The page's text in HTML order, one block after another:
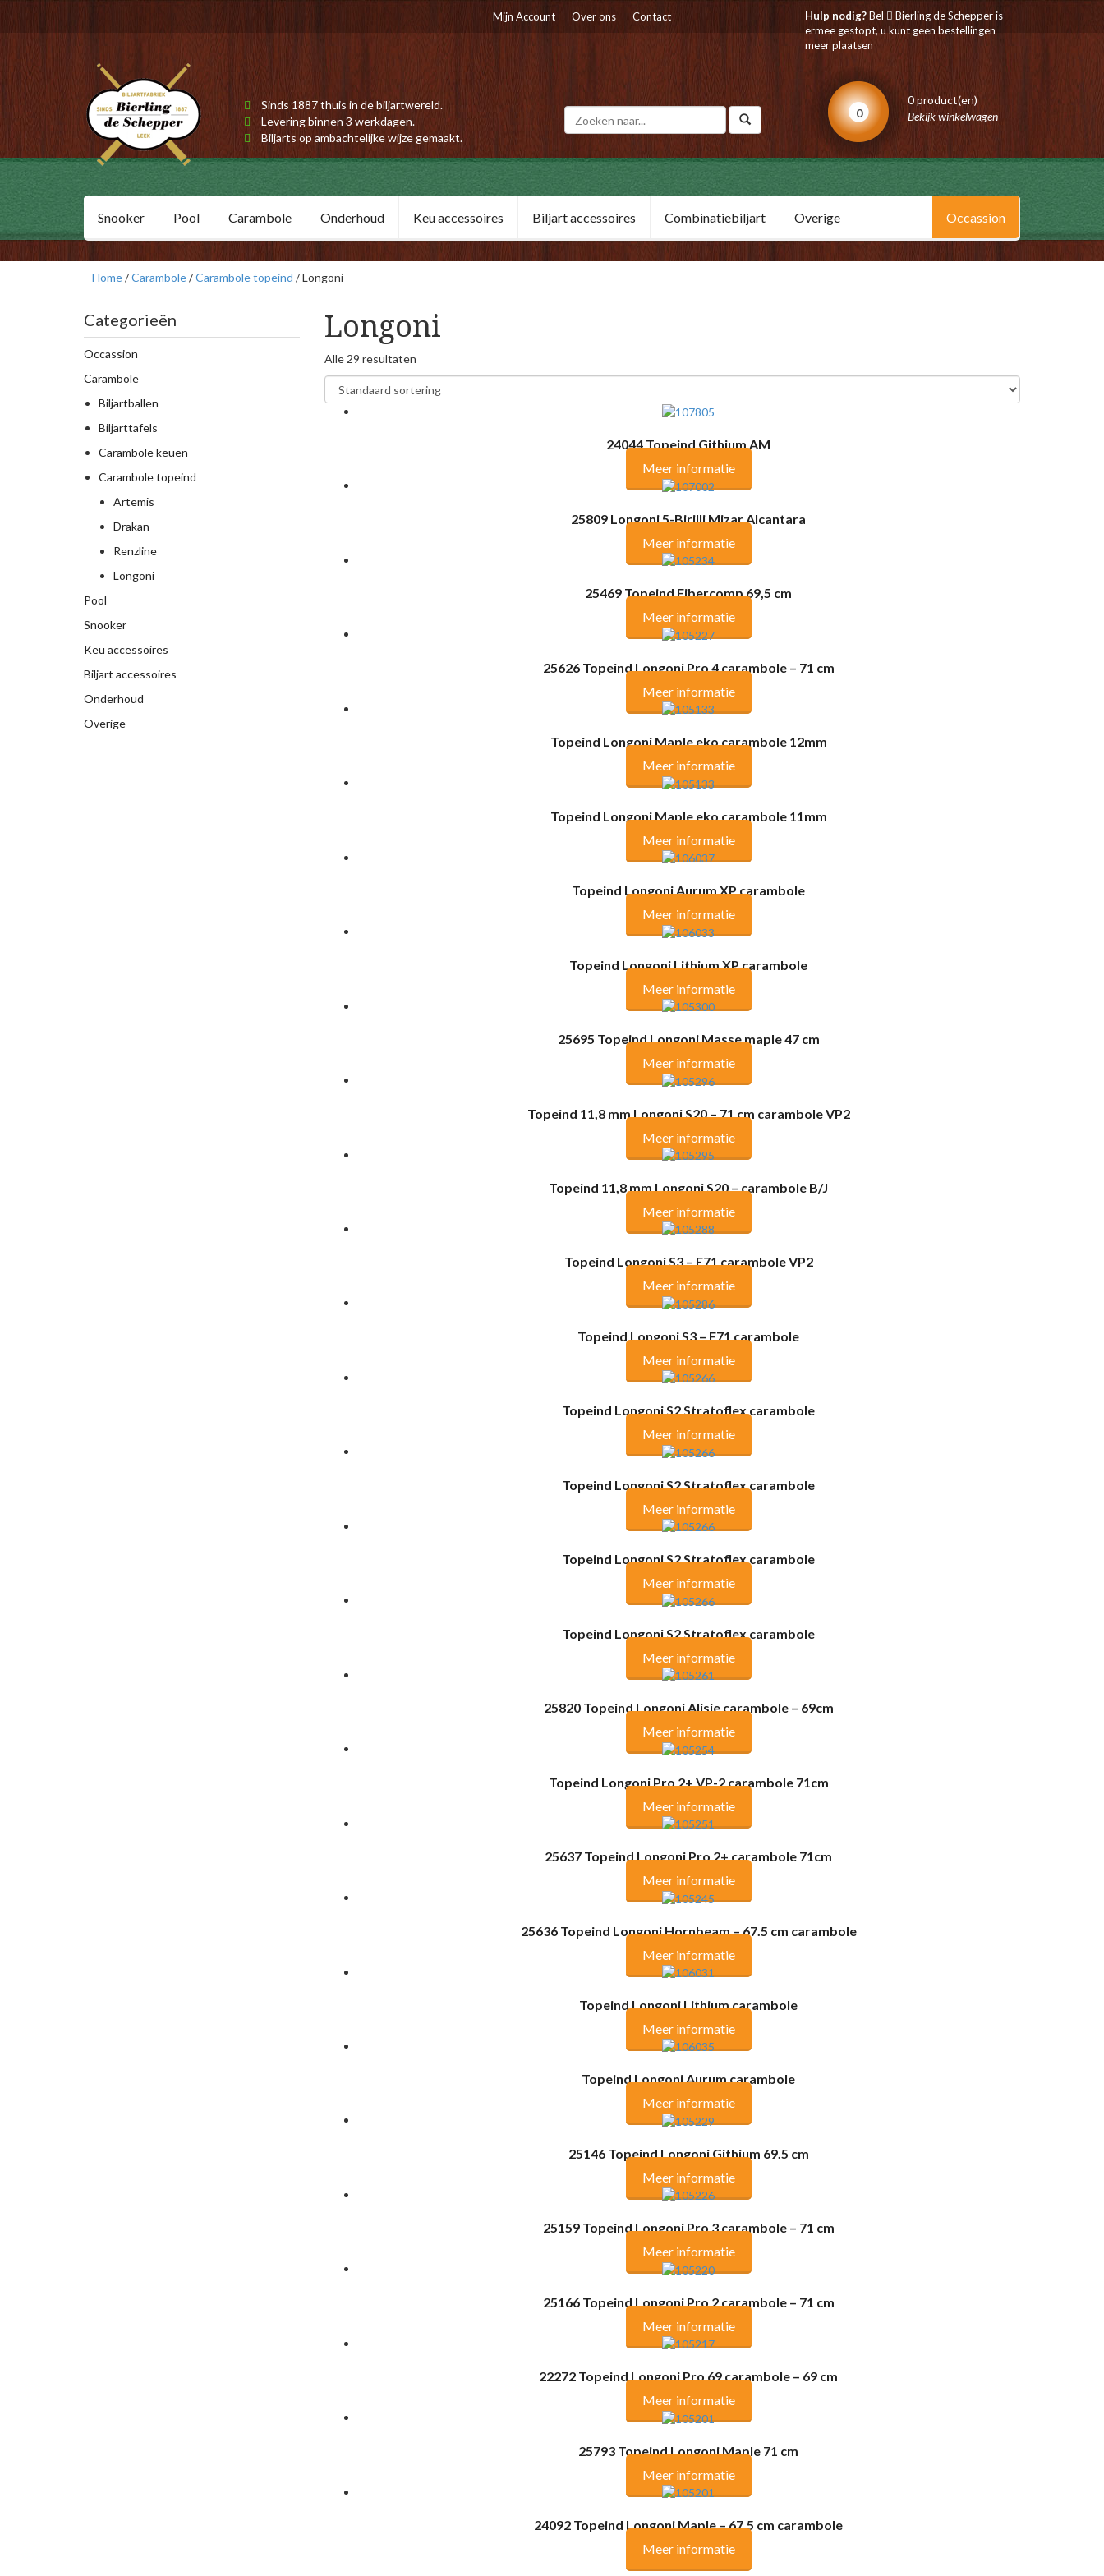
Mijn Account Over ons Contact Hulp nodig?Bel
Bierling de Schepper is
ermee gestopt, u kunt geen bestellingen
meer plaatsen
Sinds 1887 thuis in de biljartwereld.
Levering binnen 3 werkdagen.
Biljarts op ambachtelijke wijze gemaakt.
0
0 product(en)
Bekijk winkelwagen
Snooker Pool Carambole Onderhoud Keu accessoires Biljart accessoires Combinatiebiljart Overige Occassion
Home/Carambole/Carambole topeind / Longoni
Categorieën
Occassion
Carambole
Biljartballen
Biljarttafels
Carambole keuen
Carambole topeind
Artemis
Drakan
Renzline
Longoni
Pool
Snooker
Keu accessoires
Biljart accessoires
Onderhoud
Overige
Longoni
Alle 29 resultaten
24044 Topeind Githium AM
Meer informatie
25809 Longoni 5-Birilli Mizar Alcantara
Meer informatie
25469 Topeind Fibercomp 69,5 cm
Meer informatie
25626 Topeind Longoni Pro 4 carambole – 71 cm
Meer informatie
Topeind Longoni Maple eko carambole 12mm
Meer informatie
Topeind Longoni Maple eko carambole 11mm
Meer informatie
Topeind Longoni Aurum XP carambole
Meer informatie
Topeind Longoni Lithium XP carambole
Meer informatie
25695 Topeind Longoni Masse maple 47 cm
Meer informatie
Topeind 11,8 mm Longoni S20 – 71 cm carambole VP2
Meer informatie
Topeind 11,8 mm Longoni S20 – carambole B/J
Meer informatie
Topeind Longoni S3 – E71 carambole VP2
Meer informatie
Topeind Longoni S3 – E71 carambole
Meer informatie
Topeind Longoni S2 Stratoflex carambole
Meer informatie
Topeind Longoni S2 Stratoflex carambole
Meer informatie
Topeind Longoni S2 Stratoflex carambole
Meer informatie
Topeind Longoni S2 Stratoflex carambole
Meer informatie
25820 Topeind Longoni Alisie carambole – 69cm
Meer informatie
Topeind Longoni Pro 2+ VP-2 carambole 71cm
Meer informatie
25637 Topeind Longoni Pro 2+ carambole 71cm
Meer informatie
25636 Topeind Longoni Hornbeam – 67.5 cm carambole
Meer informatie
Topeind Longoni Lithium carambole
Meer informatie
Topeind Longoni Aurum carambole
Meer informatie
25146 Topeind Longoni Githium 69.5 cm
Meer informatie
25159 Topeind Longoni Pro 3 carambole – 71 cm
Meer informatie
25166 Topeind Longoni Pro 2 carambole – 71 cm
Meer informatie
22272 Topeind Longoni Pro 69 carambole – 69 cm
Meer informatie
25793 Topeind Longoni Maple 71 cm
Meer informatie
24092 Topeind Longoni Maple – 67.5 cm carambole
Meer informatie